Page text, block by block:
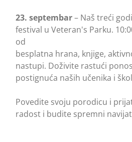
23. septembar– Naš treći
festival u Veteran's Parku.
od
besplatna hrana, knjige,
nastupi. Doživite rastući
postignuća naših učenika i
Povedite svoju porodicu i
radost i budite spremni